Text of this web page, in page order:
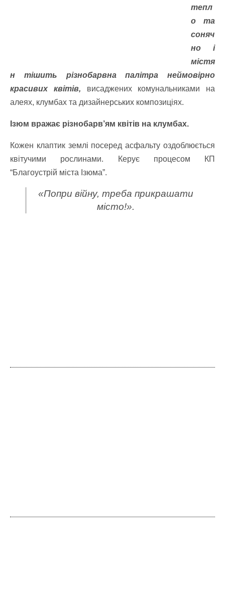
тепл
о та
соняч
но і
містя
н тішить різнобарвна палітра неймовірно
красивих квітів, висаджених комунальниками на
алеях, клумбах та дизайнерських композиціях.
Ізюм вражає різнобарв’ям квітів на клумбах.
Кожен клаптик землі посеред асфальту оздоблюється
квітучими рослинами. Керує процесом КП
“Благоустрій міста Ізюма”.
«Попри війну, треба прикрашати
місто!».